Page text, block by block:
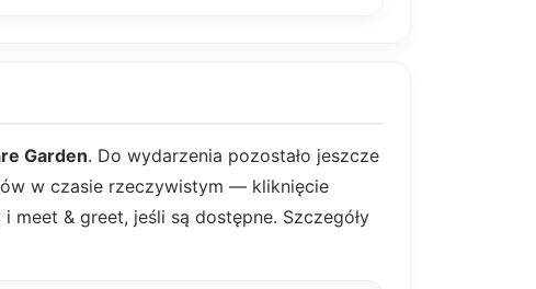
Garden. Do wydarzenia pozostało jeszcze
w czasie rzeczywistym — kliknięcie
& greet, jeśli są dostępne. Szczegóły